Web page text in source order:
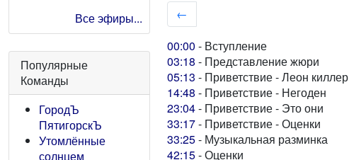
Все эфиры...
Популярные
Команды
ГородЪ
ПятигорскЪ
Утомлённые
солнцем
←
00:00 - Вступление
03:18 - Представление жюри
05:13 - Приветствие - Леон киллер
14:48 - Приветствие - Негоден
23:04- Приветствие - Это они
33:17- Приветствие - Оценки
33:25- Музыкальная разминка
42:15- Оценки